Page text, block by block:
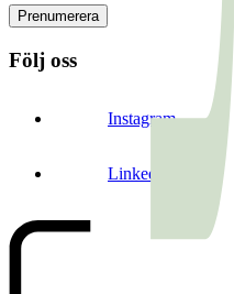
Prenumerera
Följ oss
Instagram
LinkedIn